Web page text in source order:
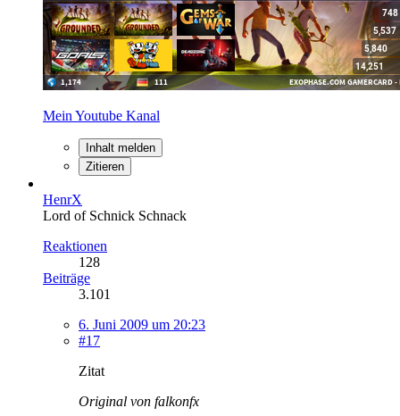
Mein Youtube Kanal
Inhalt melden
Zitieren
HenrX
Lord of Schnick Schnack
Reaktionen
128
Beiträge
3.101
6. Juni 2009 um 20:23
#17
Zitat
Original von falkonfx